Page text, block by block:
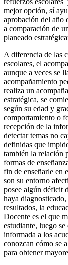
mejor opción, sí
aprobación del año
a comparación de
planeado
A diferencia de las
escolares, el
aunque a veces se
acompañamiento
realiza un
estratégica, se
según su edad y
comportamiento o
recepción de la
detectar temas no
definidas que
también la relación
formas de
fin de enseñarle en
son su entorno
posee algún déficit
haya
resultados, la
Docente es el que
estudiante, luego
informada a los
conozcan cómo se
para obtener